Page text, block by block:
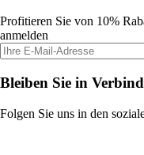
Profitieren Sie von 10%
anmelden
Bleiben Sie in
Folgen Sie uns in den